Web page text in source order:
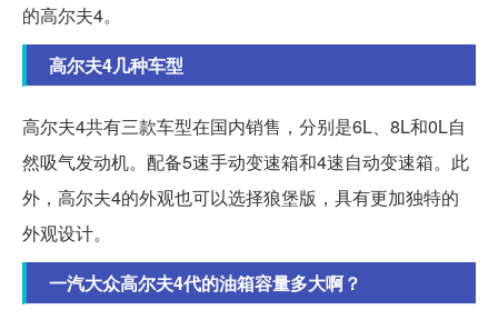
的高尔夫4。
高尔夫4几种车型
高尔夫4共有三款车型在国内销售，分别是6L、8L和0L自
然吸气发动机。配备5速手动变速箱和4速自动变速箱。此
外，高尔夫4的外观也可以选择狼堡版，具有更加独特的
外观设计。
一汽大众高尔夫4代的油箱容量多大啊？